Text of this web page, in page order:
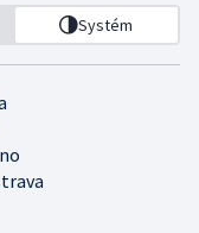
Systém